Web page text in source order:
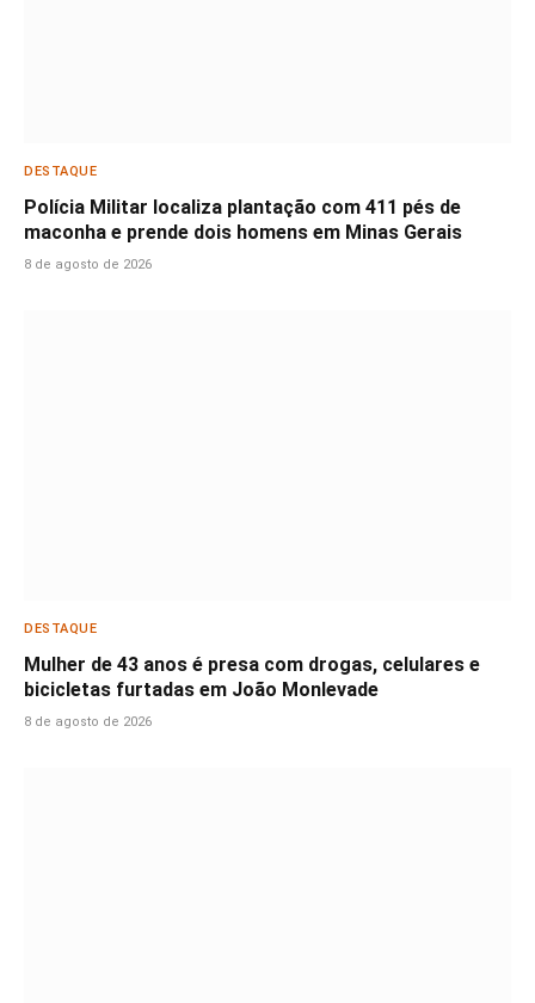
DESTAQUE
Polícia Militar localiza plantação com 411 pés de
maconha e prende dois homens em Minas Gerais
8 de agosto de 2026
DESTAQUE
Mulher de 43 anos é presa com drogas, celulares e
bicicletas furtadas em João Monlevade
8 de agosto de 2026